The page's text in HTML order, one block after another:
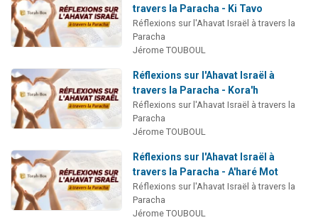
travers la Paracha - Ki Tavo
Réflexions sur l'Ahavat Israël à travers la
Paracha
Jérome TOUBOUL
Réflexions sur l'Ahavat Israël à
travers la Paracha - Kora'h
Réflexions sur l'Ahavat Israël à travers la
Paracha
Jérome TOUBOUL
Réflexions sur l'Ahavat Israël à
travers la Paracha - A'haré Mot
Réflexions sur l'Ahavat Israël à travers la
Paracha
Jérome TOUBOUL